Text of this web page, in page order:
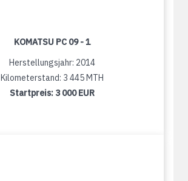
KOMATSU PC 09 - 1
Herstellungsjahr: 2014
Kilometerstand: 3 445 MTH
Startpreis: 3 000 EUR